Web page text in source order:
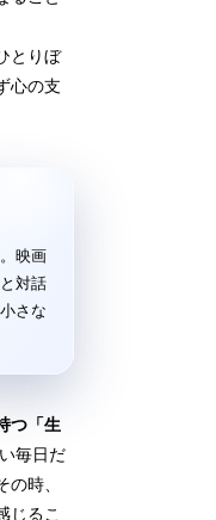
とりぼ
心の支
映画
対話
さな
つ「生
毎日だ
時、
じるこ